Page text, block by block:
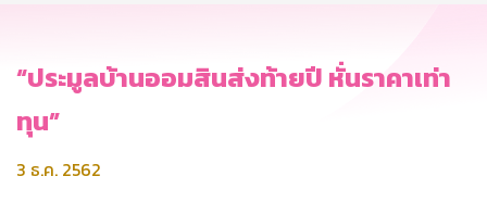
“ประมูลบ้านออมสินส่งท้ายปี หั่นราคาเท่า
ทุน”
3 ธ.ค. 2562